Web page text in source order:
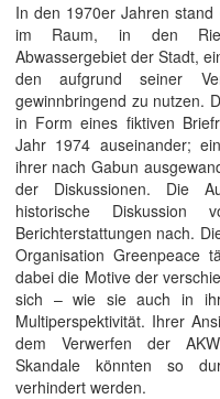
In den 1970er Jahren
im Raum, in den
Abwassergebiet der Stadt,
den aufgrund seiner
gewinnbringend zu nutzen.
in Form eines fiktiven
Jahr 1974 auseinander;
ihrer nach Gabun
der Diskussionen. Die
historische Diskussion
Berichterstattungen nach.
Organisation Greenpeace
dabei die Motive der
sich – wie sie auch in
Multiperspektivität. Ihrer
dem Verwerfen der
Skandale könnten so
verhindert werden.